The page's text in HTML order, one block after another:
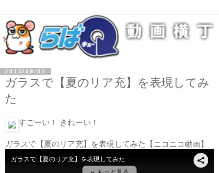
2013/09/01
ガラスで【夏のリア充】を表現してみ
た
すごーい！ きれーい！
ガラスで【夏のリア充】を表現してみた 【ニコニコ動画】